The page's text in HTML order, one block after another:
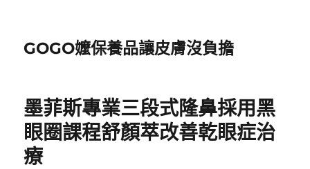
GOGO嬤保養品讓皮膚沒負擔
墨菲斯專業三段式隆鼻採用黑
眼圈課程舒顏萃改善乾眼症治
療